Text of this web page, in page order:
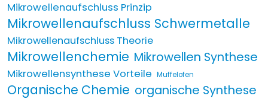
Mikrowellenaufschluss Prinzip
Mikrowellenaufschluss Schwermetalle
Mikrowellenaufschluss Theorie
Mikrowellenchemie Mikrowellen Synthese
Mikrowellensynthese Vorteile Muffelofen
Organische Chemie organische Synthese